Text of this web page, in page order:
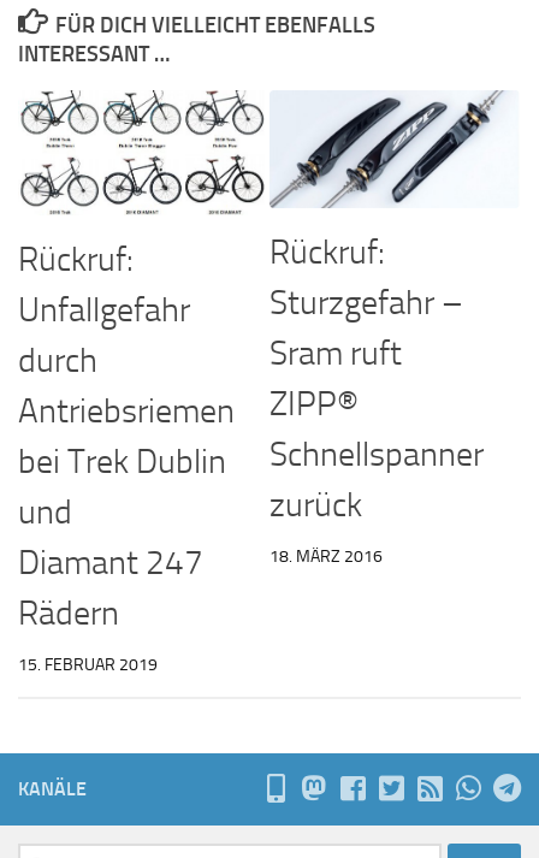
FÜR DICH VIELLEICHT EBENFALLS
INTERESSANT …
Rückruf:
Unfallgefahr
durch
Antriebsriemen
bei Trek Dublin
und
Diamant 247
Rädern
15. FEBRUAR 2019
Rückruf:
Sturzgefahr –
Sram ruft
ZIPP®
Schnellspanner
zurück
18. MÄRZ 2016
KANÄLE